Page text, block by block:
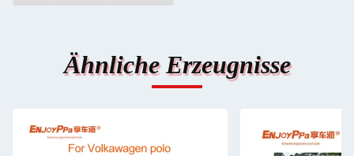
Ähnliche Erzeugnisse